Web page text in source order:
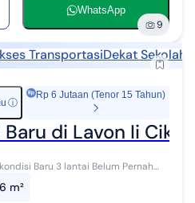
WhatsApp
9
TransportasiDekat Sekolah
ⓘ
Rp 6 Jutaan (Tenor 15 Tahun)
di Lavon Ii
m²